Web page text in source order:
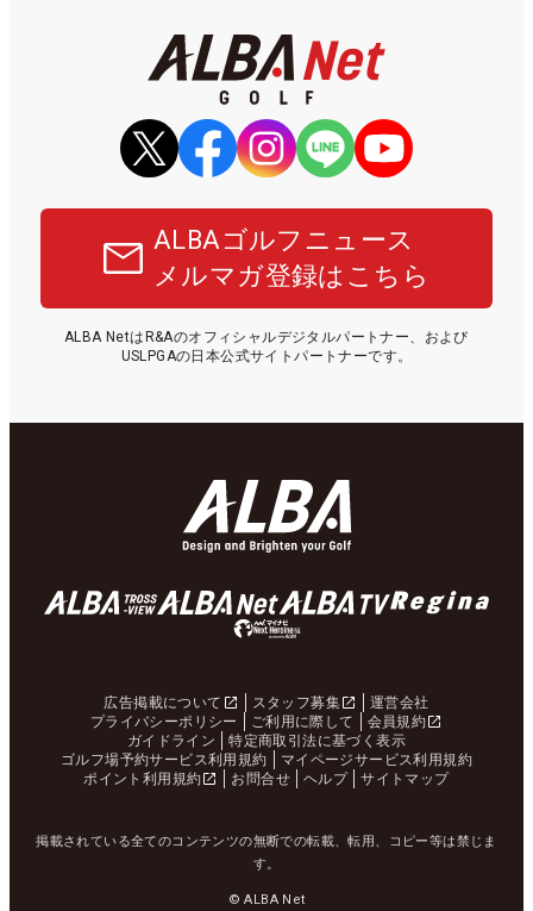
ALBAゴルフニュース
メルマガ登録はこちら
ALBA NetはR&Aのオフィシャルデジタルパートナー、および
USLPGAの日本公式サイトパートナーです。
広告掲載について スタッフ募集
運営会社
プライバシーポリシー
ご利用に際して
会員規約
ガイドライン
特定商取引法に基づく表示
ゴルフ場予約サービス利用規約
マイページサービス利用規約
ポイント利用規約
お問合せ ヘルプ サイトマップ
掲載されている全てのコンテンツの無断での転載、転用、コピー等は禁じま
す。
© ALBA Net